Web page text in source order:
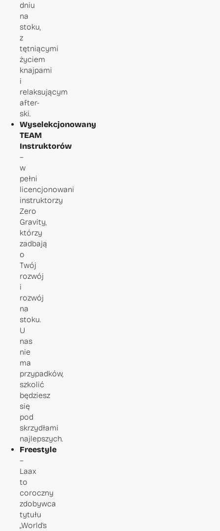
dniu
na
stoku,
z
tętniącymi
życiem
knajpami
i
relaksującym
after-
ski.
Wyselekcjonowany
TEAM
Instruktorów
–
w
pełni
licencjonowani
instruktorzy
Zero
Gravity,
którzy
zadbają
o
Twój
rozwój
i
rozwój
na
stoku.
U
nas
nie
ma
przypadków,
szkolić
będziesz
się
pod
skrzydłami
najlepszych.
Freestyle
–
Laax
to
coroczny
zdobywca
tytułu
„World’s